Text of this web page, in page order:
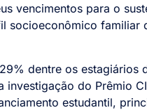
vencimentos para o
socioeconômico familiar
dentre os estagiários
do Prêmio
estudantil,